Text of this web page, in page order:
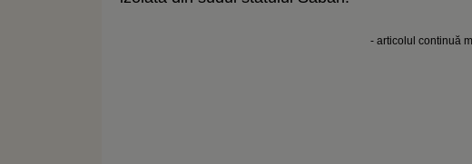
- articolul continuă